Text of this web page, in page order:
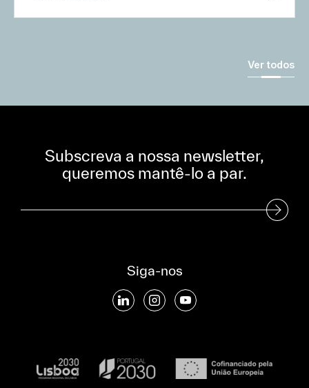
Ver todos
Subscreva a nossa newsletter,
queremos mantê-lo a par.
Subscreva a nossa Newsletter
Siga-nos